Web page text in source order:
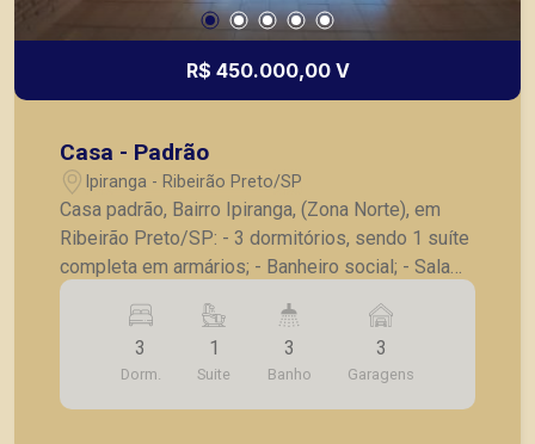
R$ 450.000,00 V
Casa - Padrão
Ipiranga - Ribeirão Preto/SP
Casa padrão, Bairro Ipiranga, (Zona Norte), em
Ribeirão Preto/SP: - 3 dormitórios, sendo 1 suíte
completa em armários; - Banheiro social; - Sala
para 2 ambientes; - Cozinha planejada; -
Lavanderia; - Quintal; - Dormitório e banheiro de
serviço; - 3 vagas de garagem. A Piramid tem
como objetivo atender seus clientes com
agilidade e segurança, em locação, vendas de
3
Dorm.
1
Suite
3
Banho
3
Garagens